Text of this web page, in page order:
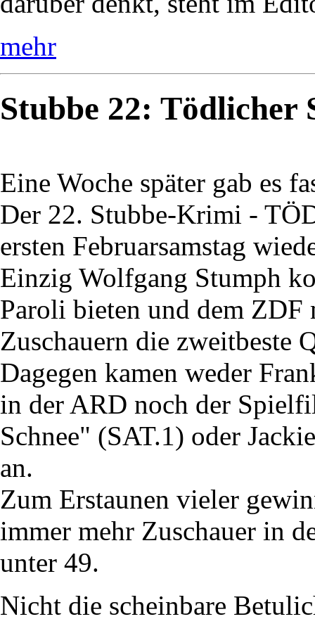
mehr
Stubbe 22: Tödlicher
Eine Woche später gab es
Der 22. Stubbe-Krimi -
ersten Februarsamstag
Einzig Wolfgang Stumph
Paroli bieten und dem
Zuschauern die zweitbeste
Dagegen kamen weder
in der ARD noch der
Schnee" (SAT.1) oder
an.
Zum Erstaunen vieler
immer mehr Zuschauer in
unter 49.
Nicht die scheinbare